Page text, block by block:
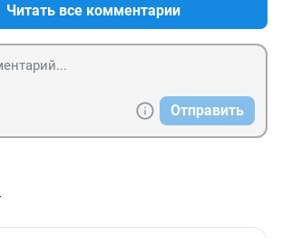
Читать все комментарии
Отправить